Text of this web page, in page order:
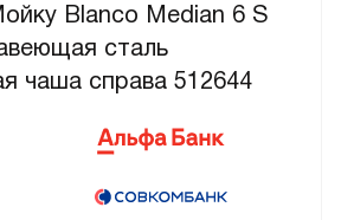
Blanco Median 6 S
сталь
чаша справа 512644